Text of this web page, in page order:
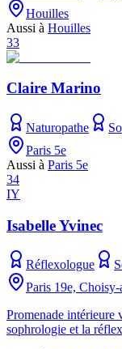
Houilles
Aussi à Houilles
33
Claire Marino
Naturopathe
Paris 5e
Aussi à Paris 5e
34
IY
Isabelle Yvinec
Réflexologue
Paris 19e,
Promenade intérieure
sophrologie et la